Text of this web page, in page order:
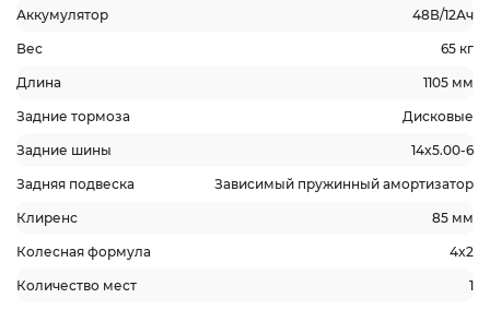
Аккумулятор 48В/12Ач
Вес 65 кг
Длина 1105 мм
Задние тормоза Дисковые
Задние шины 14x5.00-6
Задняя подвеска Зависимый пружинный амортизатор
Клиренс 85 мм
Колесная формула 4x2
Количество мест 1